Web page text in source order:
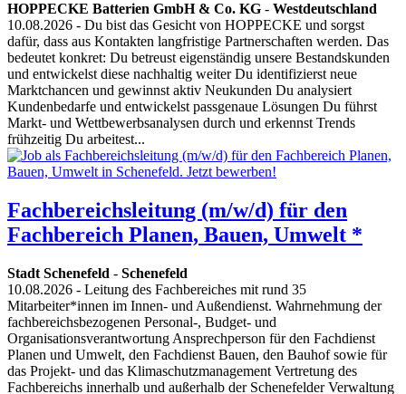
HOPPECKE Batterien GmbH & Co. KG - Westdeutschland
10.08.2026 - Du bist das Gesicht von HOPPECKE und sorgst
dafür, dass aus Kontakten langfristige Partnerschaften werden. Das
bedeutet konkret: Du betreust eigenständig unsere Bestandskunden
und entwickelst diese nachhaltig weiter Du identifizierst neue
Marktchancen und gewinnst aktiv Neukunden Du analysiert
Kundenbedarfe und entwickelst passgenaue Lösungen Du führst
Markt- und Wettbewerbsanalysen durch und erkennst Trends
frühzeitig Du arbeitest...
Fachbereichsleitung (m/w/d) für den
Fachbereich Planen, Bauen, Umwelt *
Stadt Schenefeld - Schenefeld
10.08.2026 - Leitung des Fachbereiches mit rund 35
Mitarbeiter*innen im Innen- und Außendienst. Wahrnehmung der
fachbereichsbezogenen Personal-, Budget- und
Organisationsverantwortung Ansprechperson für den Fachdienst
Planen und Umwelt, den Fachdienst Bauen, den Bauhof sowie für
das Projekt- und das Klimaschutzmanagement Vertretung des
Fachbereichs innerhalb und außerhalb der Schenefelder Verwaltung